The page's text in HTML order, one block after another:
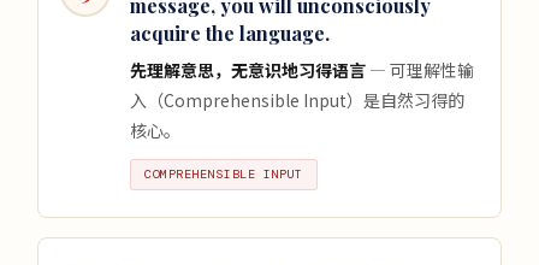
message, you will unconsciously
acquire the language.
先理解意思，无意识地习得语言 — 可理解性输
入（Comprehensible Input）是自然习得的
核心。
COMPREHENSIBLE INPUT